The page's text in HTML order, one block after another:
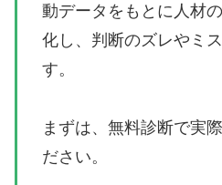
動データをもとに人材
化し、判断のズレやミ
す。
まずは、無料診断で実
ださい。